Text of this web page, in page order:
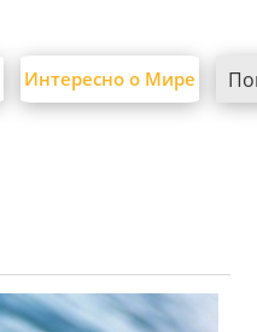
Интересно о Мире